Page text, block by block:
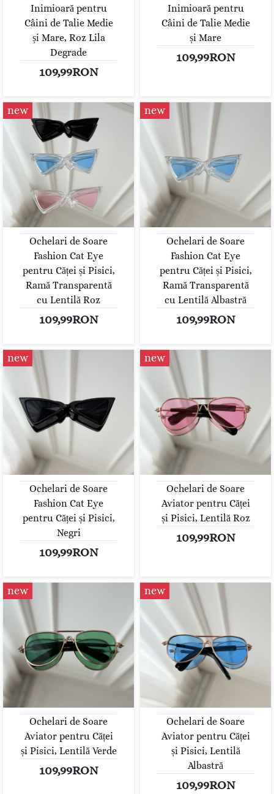
Inimioară pentru
Câini de Talie Medie
și Mare, Roz Lila
Degrade
109,99RON
Inimioară pentru
Câini de Talie Medie
și Mare
109,99RON
new
Ochelari de Soare
Fashion Cat Eye
pentru Căței și Pisici,
Ramă Transparentă
cu Lentilă Roz
109,99RON
new
Ochelari de Soare
Fashion Cat Eye
pentru Căței și Pisici,
Ramă Transparentă
cu Lentilă Albastră
109,99RON
new
Ochelari de Soare
Fashion Cat Eye
pentru Căței și Pisici,
Negri
109,99RON
new
Ochelari de Soare
Aviator pentru Căței
și Pisici, Lentilă Roz
109,99RON
new
Ochelari de Soare
Aviator pentru Căței
și Pisici, Lentilă Verde
109,99RON
new
Ochelari de Soare
Aviator pentru Căței
și Pisici, Lentilă
Albastră
109,99RON